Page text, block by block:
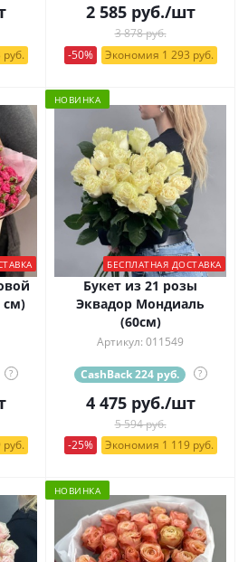
2 585руб./шт
3 878 руб.
-50%
Экономия 1 293 руб.
см)
?
НОВИНКА
БЕСПЛАТНАЯ ДОСТАВКА
Букет из 21 розы
Эквадор Мондиаль
(60см)
Артикул: 011549
CashBack 224 руб. ?
4 475руб./шт
5 594 руб.
-25%
Экономия 1 119 руб.
НОВИНКА